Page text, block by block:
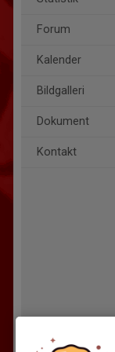
Forum
Kalender
Bildgalleri
Dokument
Kontakt